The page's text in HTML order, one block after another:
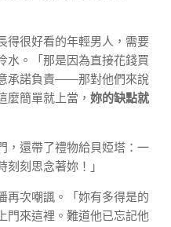
得很好看的年輕男人，需要
水。「那是因為直接花錢買
承諾負責——那對他們來說
麼簡單就上當， 妳的缺點就
，還帶了禮物給貝婭塔：一
刻思念著妳！」
再次嘲諷。「妳有多得是的
門來這裡。難道他已忘記他